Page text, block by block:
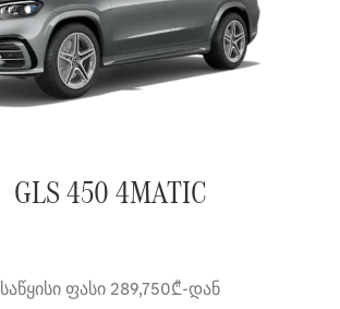
GLS 450 4MATIC
საწყისი ფასი 289,750₾-დან